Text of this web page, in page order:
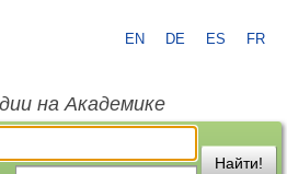
EN DE ES FR
на Академике
Найти!